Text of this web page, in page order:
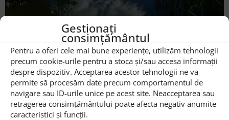
Gestionați
consimțământul
Pentru a oferi cele mai bune experiențe, utilizăm tehnologii
precum cookie-urile pentru a stoca și/sau accesa informații
despre dispozitiv. Acceptarea acestor tehnologii ne va
permite să procesăm date precum comportamentul de
navigare sau ID-urile unice pe acest site. Neacceptarea sau
retragerea consimțământului poate afecta negativ anumite
caracteristici și funcții.
Pescuit în Buzău